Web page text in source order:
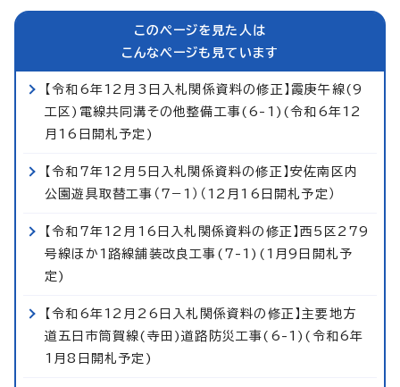
このページを見た人は
こんなページも見ています
【令和6年12月3日入札関係資料の修正】霞庚午線(9
工区)電線共同溝その他整備工事(6-1)(令和6年12
月16日開札予定)
【令和7年12月5日入札関係資料の修正】安佐南区内
公園遊具取替工事（7−1）（12月16日開札予定）
【令和7年12月16日入札関係資料の修正】西5区279
号線ほか1路線舗装改良工事(7-1)(1月9日開札予
定)
【令和6年12月26日入札関係資料の修正】主要地方
道五日市筒賀線(寺田)道路防災工事(6-1)(令和6年
1月8日開札予定)